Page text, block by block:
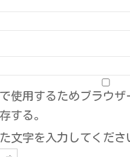
使用するためブラウ
する。
文字を入力してくださ